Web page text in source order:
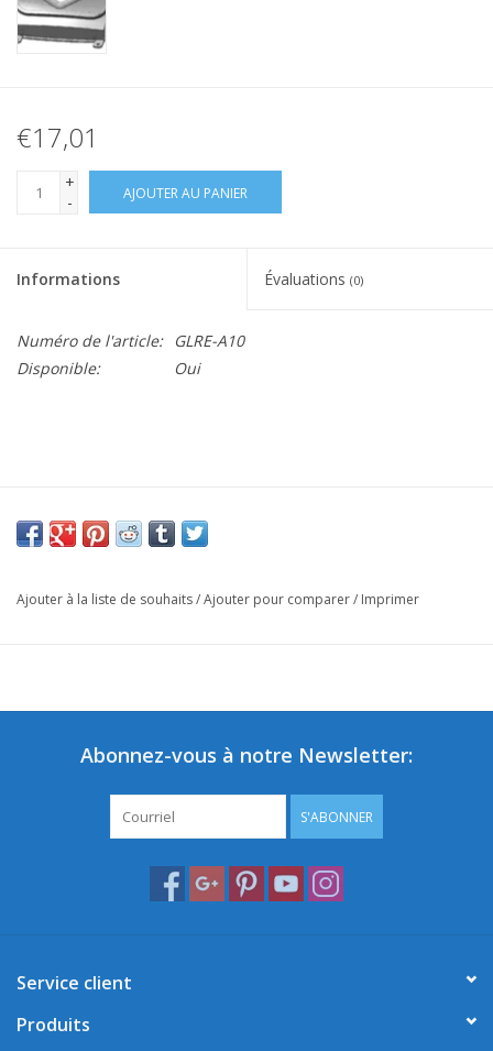
€17,01
+
-
AJOUTER AU PANIER
Informations Évaluations (0)
Numéro de l'article:
GLRE-A10
Disponible:
Oui
Ajouter à la liste de souhaits/Ajouter pour comparer/ Imprimer
Abonnez-vous à notre Newsletter:
S'ABONNER
Service client
Produits